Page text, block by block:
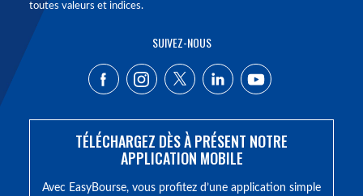
toutes valeurs et indices.
SUIVEZ-NOUS
TÉLÉCHARGEZ DÈS À PRÉSENT NOTRE
APPLICATION MOBILE
Avec EasyBourse, vous profitez d’une application simple